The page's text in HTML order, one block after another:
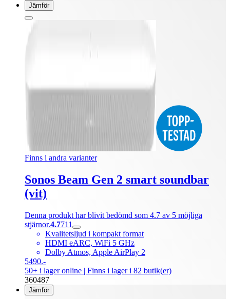
Jämför
Finns i andra varianter
Sonos Beam Gen 2 smart soundbar
(vit)
Denna produkt har blivit bedömd som 4.7 av 5 möjliga
stjärnor.4.7711
Kvalitetsljud i kompakt format
HDMI eARC, WiFi 5 GHz
Dolby Atmos, Apple AirPlay 2
5490.-
50+ i lager online | Finns i lager i 82 butik(er)
360487
Jämför